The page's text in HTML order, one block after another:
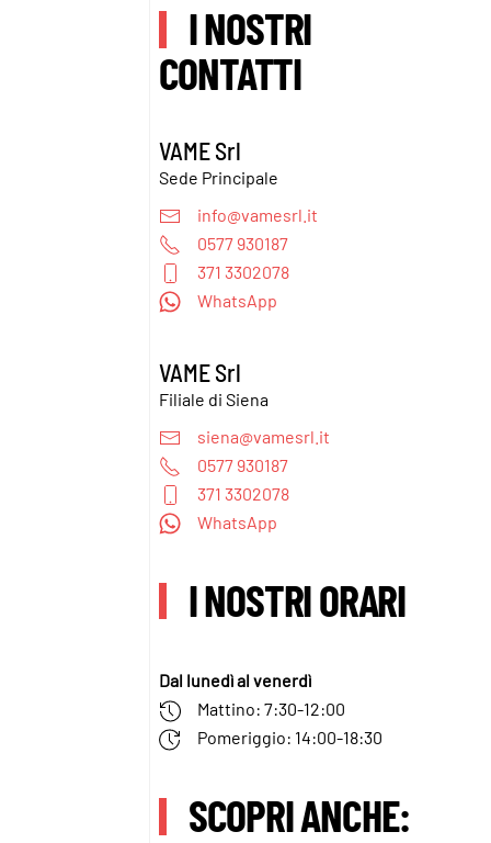
I NOSTRI
CONTATTI
VAME Srl
Sede Principale
info@vamesrl.it
0577 930187
371 3302078
WhatsApp
VAME Srl
Filiale di Siena
siena@vamesrl.it
0577 930187
371 3302078
WhatsApp
I NOSTRI ORARI
Dal lunedì al venerdì
Mattino: 7:30-12:00
Pomeriggio: 14:00-18:30
SCOPRI ANCHE: